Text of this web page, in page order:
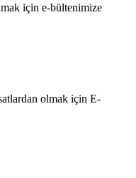
için e-bültenimize
olmak için E-